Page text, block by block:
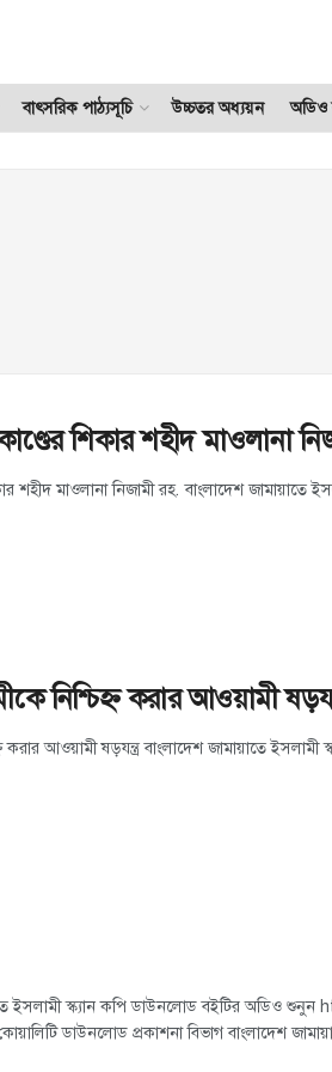
বাৎসরিক পাঠ্যসূচি উচ্চতর অধ্যয়ন অডিও
শিকার শহীদ মাওলানা
শহীদ মাওলানা নিজামী রহ. বাংলাদেশ জামায়াতে
নিশ্চিহ্ন করার আওয়ামী
করার আওয়ামী ষড়যন্ত্র বাংলাদেশ জামায়াতে
ইসলামী স্ক্যান কপি ডাউনলোড বইটির
ডাউনলোড প্রকাশনা বিভাগ বাংলাদেশ